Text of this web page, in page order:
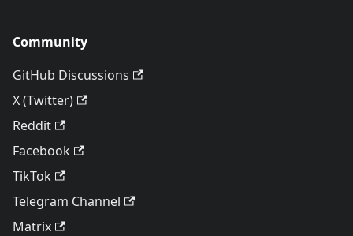
Community
GitHub Discussions
X (Twitter)
Reddit
Facebook
TikTok
Telegram Channel
Matrix